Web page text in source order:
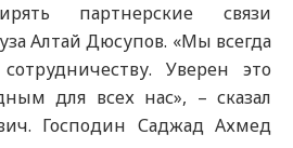
партнерские связи
Алтай Дюсупов. «Мы всегда
Уверен это
для всех нас», – сказал
Господин Саджад Ахмед